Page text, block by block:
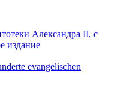
Александра II, с
издание